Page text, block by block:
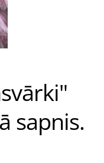
sapnis.